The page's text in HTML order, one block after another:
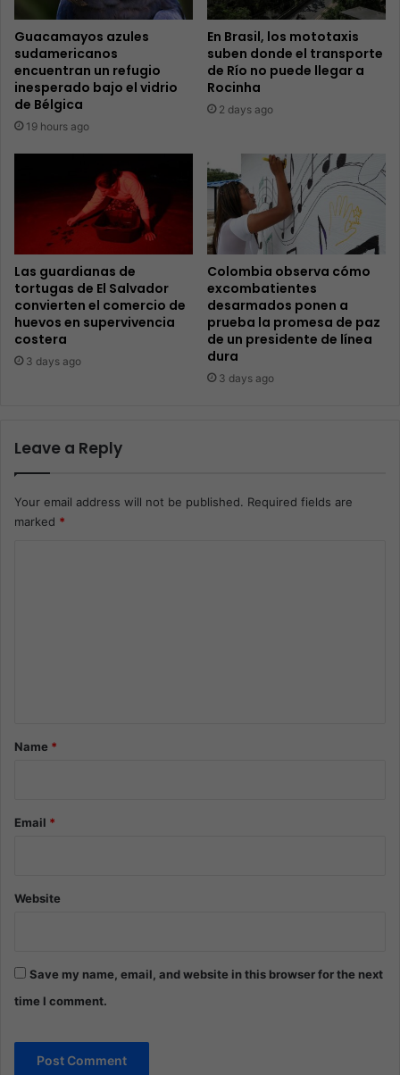
Guacamayos azules
sudamericanos
encuentran un refugio
inesperado bajo el vidrio
de Bélgica
19 hours ago
En Brasil, los mototaxis
suben donde el transporte
de Río no puede llegar a
Rocinha
2 days ago
Las guardianas de
tortugas de El Salvador
convierten el comercio de
huevos en supervivencia
costera
3 days ago
Colombia observa cómo
excombatientes
desarmados ponen a
prueba la promesa de paz
de un presidente de línea
dura
3 days ago
Leave a Reply
Your email address will not be published. Required fields are
marked *
*Name *
Email *
Website
Save my name, email, and website in this browser for the next
time I comment.